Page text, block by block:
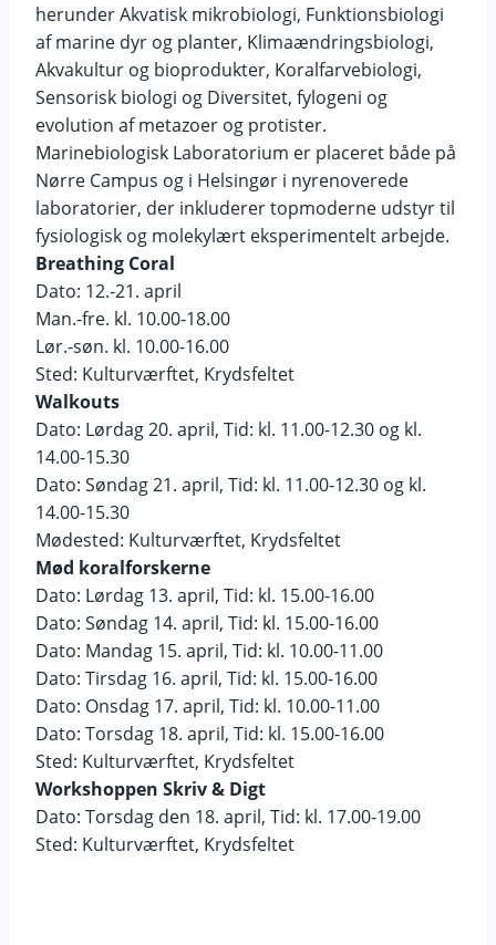
herunder Akvatisk mikrobiologi, Funktionsbiologi
af marine dyr og planter, Klimaændringsbiologi,
Akvakultur og bioprodukter, Koralfarvebiologi,
Sensorisk biologi og Diversitet, fylogeni og
evolution af metazoer og protister.
Marinebiologisk Laboratorium er placeret både på
Nørre Campus og i Helsingør i nyrenoverede
laboratorier, der inkluderer topmoderne udstyr til
fysiologisk og molekylært eksperimentelt arbejde.
Breathing Coral
Dato: 12.-21. april
Man.-fre. kl. 10.00-18.00
Lør.-søn. kl. 10.00-16.00
Sted: Kulturværftet, Krydsfeltet
Walkouts
Dato: Lørdag 20. april, Tid: kl. 11.00-12.30 og kl.
14.00-15.30
Dato: Søndag 21. april, Tid: kl. 11.00-12.30 og kl.
14.00-15.30
Mødested: Kulturværftet, Krydsfeltet
Mød koralforskerne
Dato: Lørdag 13. april, Tid: kl. 15.00-16.00
Dato: Søndag 14. april, Tid: kl. 15.00-16.00
Dato: Mandag 15. april, Tid: kl. 10.00-11.00
Dato: Tirsdag 16. april, Tid: kl. 15.00-16.00
Dato: Onsdag 17. april, Tid: kl. 10.00-11.00
Dato: Torsdag 18. april, Tid: kl. 15.00-16.00
Sted: Kulturværftet, Krydsfeltet
Workshoppen Skriv & Digt
Dato: Torsdag den 18. april, Tid: kl. 17.00-19.00
Sted: Kulturværftet, Krydsfeltet